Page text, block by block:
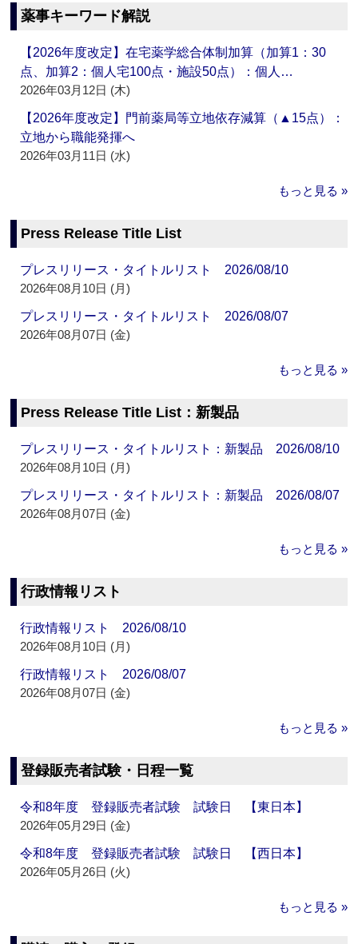
薬事キーワード解説
【2026年度改定】在宅薬学総合体制加算（加算1：30
点、加算2：個人宅100点・施設50点）：個人…
2026年03月12日 (木)
【2026年度改定】門前薬局等立地依存減算（▲15点）：
立地から職能発揮へ
2026年03月11日 (水)
もっと見る »
Press Release Title List
プレスリリース・タイトルリスト 2026/08/10
2026年08月10日 (月)
プレスリリース・タイトルリスト 2026/08/07
2026年08月07日 (金)
もっと見る »
Press Release Title List：新製品
プレスリリース・タイトルリスト：新製品 2026/08/10
2026年08月10日 (月)
プレスリリース・タイトルリスト：新製品 2026/08/07
2026年08月07日 (金)
もっと見る »
行政情報リスト
行政情報リスト 2026/08/10
2026年08月10日 (月)
行政情報リスト 2026/08/07
2026年08月07日 (金)
もっと見る »
登録販売者試験・日程一覧
令和8年度 登録販売者試験 試験日 【東日本】
2026年05月29日 (金)
令和8年度 登録販売者試験 試験日 【西日本】
2026年05月26日 (火)
もっと見る »